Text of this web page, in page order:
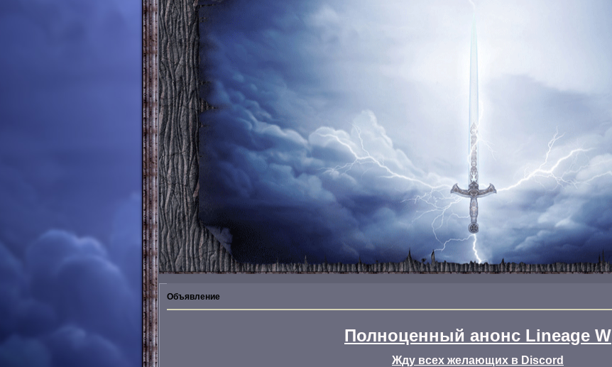
Объявление
Полноценный анонс Lineage W
Жду всех желающих в Discord